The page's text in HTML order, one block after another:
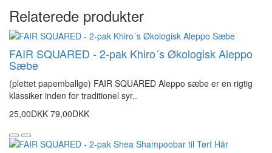
Relaterede produkter
FAIR SQUARED - 2-pak Khiro´s Økologisk Aleppo
Sæbe
(plettet papemballge) FAIR SQUARED Aleppo sæbe er en rigtig
klassiker inden for traditionel syr..
25,00DKK 79,00DKK